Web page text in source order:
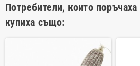
Потребители, които
купиха също: